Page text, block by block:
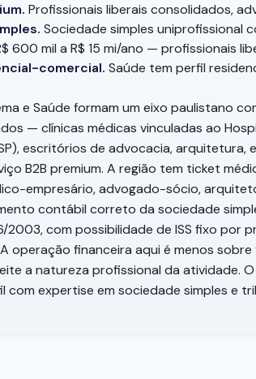
Profissionais liberais consolidados,
Sociedade simples uniprofissional
600 mil a R$ 15 mi/ano — profissionais
comercial. Saúde tem perfil
e Saúde formam um eixo paulistano
— clínicas médicas vinculadas ao
escritórios de advocacia,
B2B premium. A região tem ticket
empresário, advogado-sócio,
contábil correto da sociedade
2003, com possibilidade de ISS fixo
operação financeira aqui é menos
a natureza profissional da atividade.
com expertise em sociedade simples e